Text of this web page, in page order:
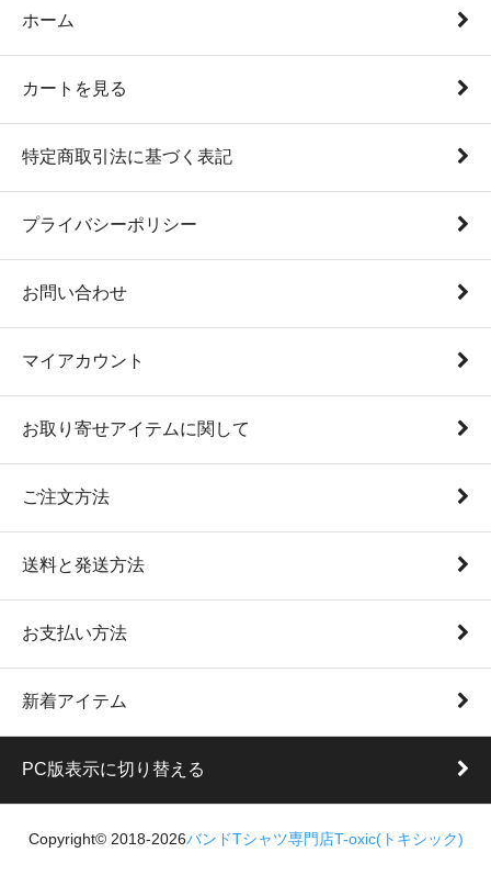
ホーム
カートを見る
特定商取引法に基づく表記
プライバシーポリシー
お問い合わせ
マイアカウント
お取り寄せアイテムに関して
ご注文方法
送料と発送方法
お支払い方法
新着アイテム
PC版表示に切り替える
Copyright© 2018-2026バンドTシャツ専門店T-oxic(トキシック)